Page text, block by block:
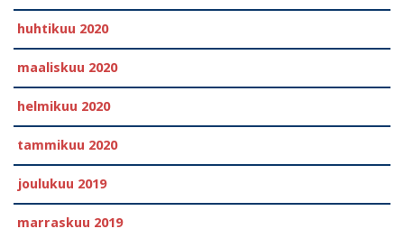
huhtikuu 2020
maaliskuu 2020
helmikuu 2020
tammikuu 2020
joulukuu 2019
marraskuu 2019